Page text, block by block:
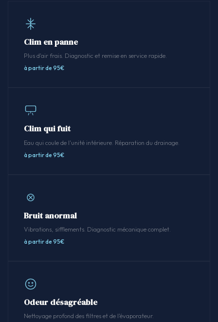
Clim en panne
Plus d'air frais. Diagnostic et remise en service rapide.
à partir de 95€
Clim qui fuit
Eau qui coule de l'unité intérieure. Réparation du drainage.
à partir de 95€
Bruit anormal
Vibrations, sifflements. Diagnostic mécanique complet.
à partir de 95€
Odeur désagréable
Nettoyage profond des filtres et de l'évaporateur.